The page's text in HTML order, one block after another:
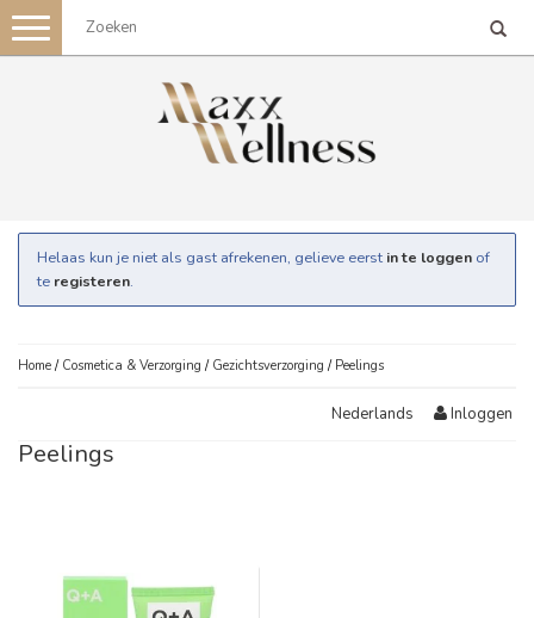
Toggle
navigation
Helaas kun je niet als gast afrekenen, gelieve eerst in te loggen of
te registeren.
Home / Cosmetica & Verzorging / Gezichtsverzorging / Peelings
Nederlands Inloggen
Peelings